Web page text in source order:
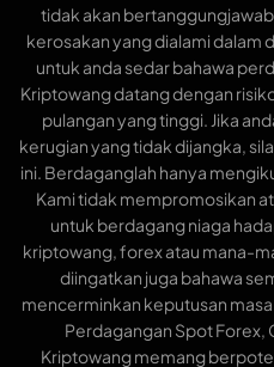
tidak akan
kerosakan yang dialami dalam
untuk anda sedar bahawa
Kriptowang datang dengan
pulangan yang tinggi. Jika
kerugian yang tidak dijangka,
ini. Berdaganglah hanya
Kami tidak mempromosikan
untuk berdagang niaga
kriptowang, forex atau mana-
diingatkan juga bahawa
mencerminkan keputusan
Perdagangan Spot Forex,
Kriptowang memang